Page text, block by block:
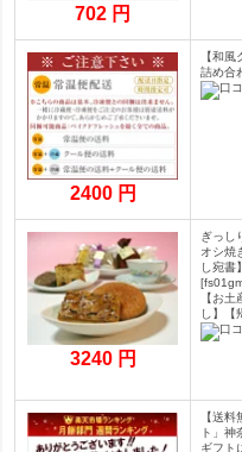
702 円
2400 円
【和
詰め合
3240 円
ぎっし
オシ焼
し宛書
【お
し】【
【送
ト」神
ギフト